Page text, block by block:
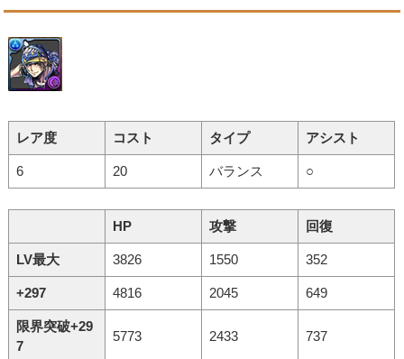
レア度 コスト タイプ アシスト
6 20 バランス ○
HP 攻撃 回復
LV最大 3826 1550 352
+297 4816 2045 649
限界突破+29
7
5773 2433 737